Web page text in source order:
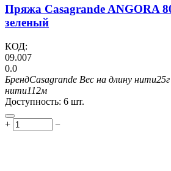
Пряжа Casagrande ANGORA
зеленый
КОД:
09.007
0.0
БрендCasagrande Вес на длину нити25г
нити112м
Доступность: 6 шт.
+ −